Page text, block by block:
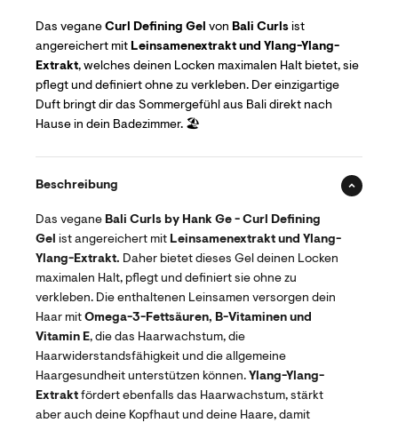
Das vegane Curl Defining Gel von Bali Curls ist
angereichert mit Leinsamenextrakt und Ylang-Ylang-
Extrakt, welches deinen Locken maximalen Halt bietet, sie
pflegt und definiert ohne zu verkleben. Der einzigartige
Duft bringt dir das Sommergefühl aus Bali direkt nach
Hause in dein Badezimmer. 🏖️
Beschreibung
Das vegane Bali Curls by Hank Ge - Curl Defining
Gel ist angereichert mit Leinsamenextrakt und Ylang-
Ylang-Extrakt. Daher bietet dieses Gel deinen Locken
maximalen Halt, pflegt und definiert sie ohne zu
verkleben. Die enthaltenen Leinsamen versorgen dein
Haar mit Omega-3-Fettsäuren, B-Vitaminen und
Vitamin E, die das Haarwachstum, die
Haarwiderstandsfähigkeit und die allgemeine
Haargesundheit unterstützen können. Ylang-Ylang-
Extrakt fördert ebenfalls das Haarwachstum, stärkt
aber auch deine Kopfhaut und deine Haare, damit